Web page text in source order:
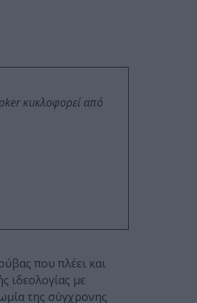
κυκλοφορεί από
που πλέει και
ιδεολογίας με
της σύγχρονης